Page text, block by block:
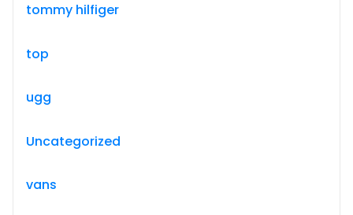
tommy hilfiger
top
ugg
Uncategorized
vans